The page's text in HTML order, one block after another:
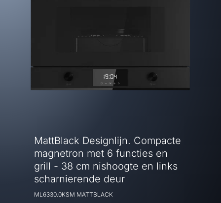
MattBlack Designlijn. Compacte
magnetron met 6 functies en
grill - 38 cm nishoogte en links
scharnierende deur
ML6330.0KSM MATTBLACK